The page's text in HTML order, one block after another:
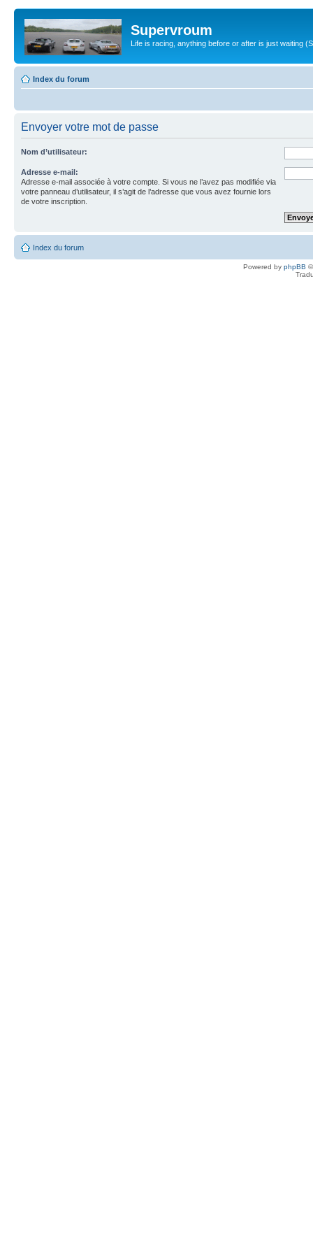
Supervroum
Life is racing, anything before or after is just waiting
Index du forum
Envoyer votre mot de passe
Nom d’utilisateur:
Adresse e-mail:
Adresse e-mail associée à votre compte. Si vous ne l’avez pas modifiée via
votre panneau d’utilisateur, il s’agit de l’adresse que vous avez fournie lors
de votre inscription.
Index du forum
Powered by phpBB